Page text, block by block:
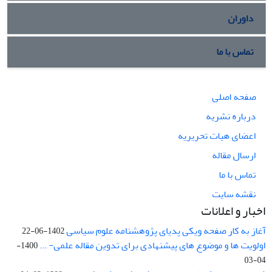
داوران
تماس با ما
صفحه اصلی
درباره نشریه
اعضای هیات تحریریه
ارسال مقاله
تماس با ما
نقشه سایت
اخبار و اعلانات
آغاز به کار صفحه ویکی پدیای پژوهشنامه علوم سیاسی1402-06-22
اولویت ها و موضوع های پیشنهادی برای تدوین مقاله علمی- ...
1400-
04-03